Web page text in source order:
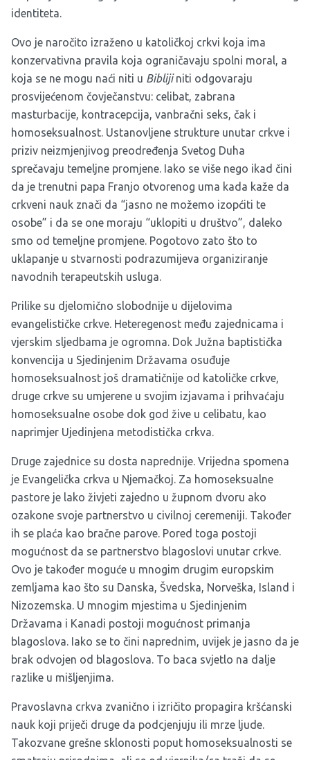
identiteta.
Ovo je naročito izraženo u katoličkoj crkvi koja ima
konzervativna pravila koja ograničavaju spolni moral, a
koja se ne mogu naći niti u Biblijiniti odgovaraju
prosvijećenom čovječanstvu: celibat, zabrana
masturbacije, kontracepcija, vanbračni seks, čak i
homoseksualnost. Ustanovljene strukture unutar crkve i
priziv neizmjenjivog preodređenja Svetog Duha
sprečavaju temeljne promjene. Iako se više nego ikad čini
da je trenutni papa Franjo otvorenog uma kada kaže da
crkveni nauk znači da “jasno ne možemo izopćiti te
osobe” i da se one moraju “uklopiti u društvo”, daleko
smo od temeljne promjene. Pogotovo zato što to
uklapanje u stvarnosti podrazumijeva organiziranje
navodnih terapeutskih usluga.
Prilike su djelomično slobodnije u dijelovima
evangelističke crkve. Heteregenost među zajednicama i
vjerskim sljedbama je ogromna. Dok Južna baptistička
konvencija u Sjedinjenim Državama osuđuje
homoseksualnost još dramatičnije od katoličke crkve,
druge crkve su umjerene u svojim izjavama i prihvaćaju
homoseksualne osobe dok god žive u celibatu, kao
naprimjer Ujedinjena metodistička crkva.
Druge zajednice su dosta naprednije. Vrijedna spomena
je Evangelička crkva u Njemačkoj. Za homoseksualne
pastore je lako živjeti zajedno u župnom dvoru ako
ozakone svoje partnerstvo u civilnoj ceremeniji. Također
ih se plaća kao bračne parove. Pored toga postoji
mogućnost da se partnerstvo blagoslovi unutar crkve.
Ovo je također moguće u mnogim drugim europskim
zemljama kao što su Danska, Švedska, Norveška, Island i
Nizozemska. U mnogim mjestima u Sjedinjenim
Državama i Kanadi postoji mogućnost primanja
blagoslova. Iako se to čini naprednim, uvijek je jasno da je
brak odvojen od blagoslova. To baca svjetlo na dalje
razlike u mišljenjima.
Pravoslavna crkva zvanično i izričito propagira kršćanski
nauk koji priječi druge da podcjenjuju ili mrze ljude.
Takozvane grešne sklonosti poput homoseksualnosti se